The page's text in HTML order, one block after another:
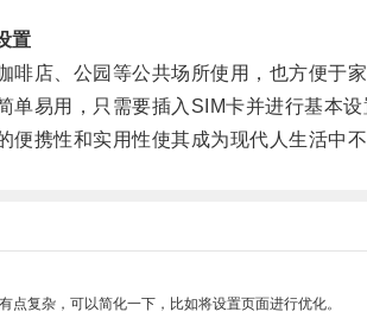
置
店、公园等公共场所使用，也方便于家
易用，只需要插入SIM卡并进行基本设
携性和实用性使其成为现代人生活中不
点复杂，可以简化一下，比如将设置页面进行优化。